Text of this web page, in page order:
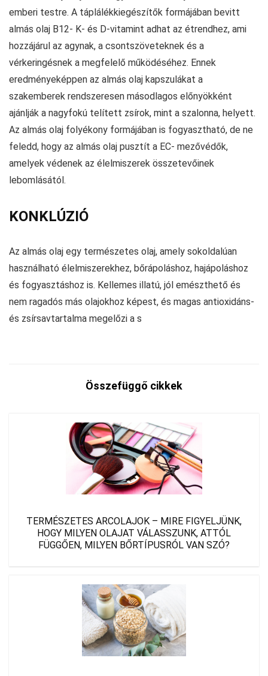
emberi testre. A táplálékkiegészítők formájában bevitt
almás olaj B12- K- és D-vitamint adhat az étrendhez, ami
hozzájárul az agynak, a csontszöveteknek és a
vérkeringésnek a megfelelő működéséhez. Ennek
eredményeképpen az almás olaj kapszulákat a
szakemberek rendszeresen másodlagos előnyökként
ajánlják a nagyfokú telített zsírok, mint a szalonna, helyett.
Az almás olaj folyékony formájában is fogyasztható, de ne
feledd, hogy az almás olaj pusztít a EC- mezővédők,
amelyek védenek az élelmiszerek összetevőinek
lebomlásától.
KONKLÚZIÓ
Az almás olaj egy természetes olaj, amely sokoldalúan
használható élelmiszerekhez, bőrápoláshoz, hajápoláshoz
és fogyasztáshoz is. Kellemes illatú, jól emészthető és
nem ragadós más olajokhoz képest, és magas antioxidáns-
és zsírsavtartalma megelőzi a s
Összefüggő cikkek
TERMÉSZETES ARCOLAJOK – MIRE FIGYELJÜNK,
HOGY MILYEN OLAJAT VÁLASSZUNK, ATTÓL
FÜGGŐEN, MILYEN BŐRTÍPUSRÓL VAN SZÓ?